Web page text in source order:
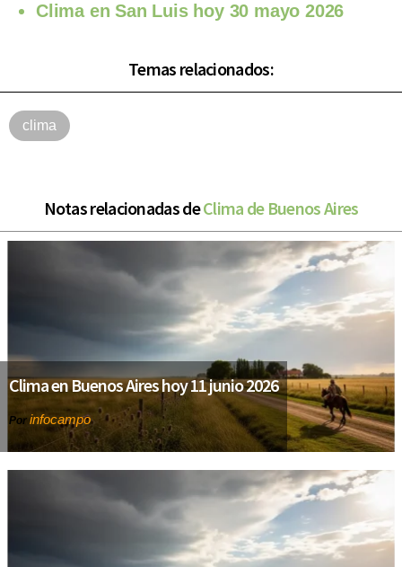
Clima en San Luis hoy 30 mayo 2026
Temas relacionados:
clima
Notas relacionadas deClima de Buenos Aires
Clima en Buenos Aires hoy 11 junio 2026
Por infocampo